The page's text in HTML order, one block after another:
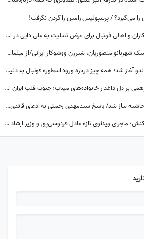
را می‌گیرد؟ / پرسپولیس رامین را گردن نگرفت!
حضور دسته جمعی ورزشکاران و اهالی فوتبال برای عرض تسلیت به علی دایی در اردبیل/ رخت عزای شهریار فوتبال ایران در مقام اقوام درجه یک+عکس
نگاهی به چیدمان منزل شیک شهربانو منصوریان، شیرزن ووشوکار ایرانی/از مبلمان مدرن و پرده اعیانی تا فرش آبی فیروزه‌ای
زندگی دوم کریستیانو رونالدو آغاز شد؛ همه چیز درباره ورود اسطوره فوتبال به دنیای سینما
پیشکسوت پرسپولیس مرهمی بر دل داغدار خانواده‌های میناب؛ جنوب قلب ایران است...
برنامه امیرحسین قیاسی حاشیه ساز شد/ پاسخ سیدمهدی رحمتی به ادعای قائدی؛ رحمتی به قائدی گفته بود شلوارت را درمی‌آورم؟!
ببینید| یک حرکت، هزار واکنش؛ ماجرای ویدئوی تازه عادل فردوسی‌پور و وزیر ارشاد در مراسم ختم اکبر عبدی چیست؟